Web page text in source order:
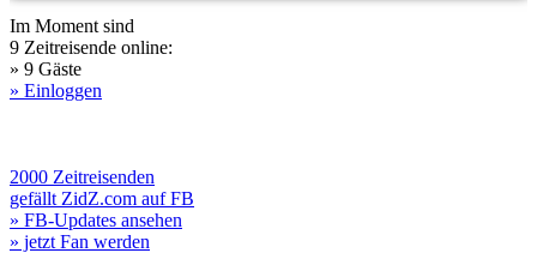
Im Moment sind
9 Zeitreisende online:
» 9 Gäste
» Einloggen
2000 Zeitreisenden
gefällt ZidZ.com auf FB
» FB-Updates ansehen
» jetzt Fan werden